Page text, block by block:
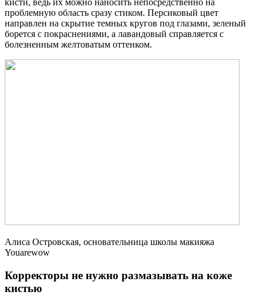
проблемную область сразу стиком. Персиковый цвет
направлен на скрытие темных кругов под глазами, зеленый
борется с покраснениями, а лавандовый справляется с
болезненным желтоватым оттенком.
Алиса Островская, основательница школы макияжа
Youarewow
Корректоры не нужно размазывать на коже
кистью